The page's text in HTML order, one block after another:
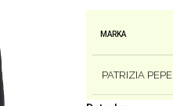
MARKA
PATRIZIA PEPE